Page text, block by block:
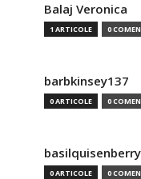
Balaj Veronica
1 ARTICOLE 0
barbkinsey137
0 ARTICOLE 0
basilquisenberry
0 ARTICOLE 0